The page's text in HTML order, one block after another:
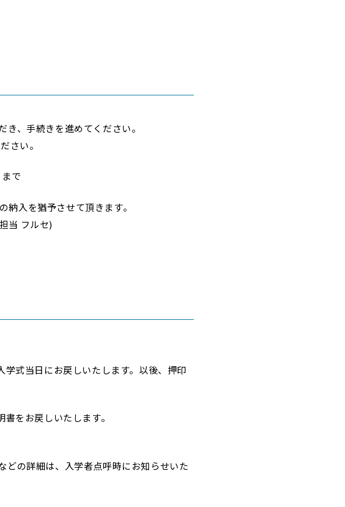
、手続きを進めてください。
さい。
で
入を猶予させて頂きます。
当 フルセ)
式当日にお戻しいたします。以後、押印
をお戻しいたします。
どの詳細は、入学者点呼時にお知らせいた